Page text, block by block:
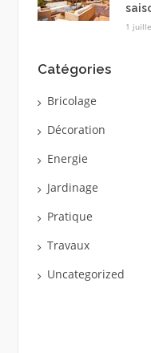
1
Catégories
Bricolage
Décoration
Energie
Jardinage
Pratique
Travaux
Uncategorized